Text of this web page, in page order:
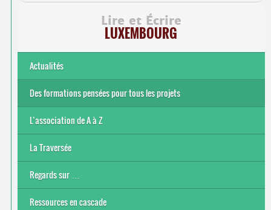
Lire et Écrire
LUXEMBOURG
Actualités
Des formations pensées pour tous les projets
L’association de A à Z
Le bénévolat
Nos actions
Nos objectifs et finalité
Notre contexte socio-économique
Notre structure
La Traversée
Regards sur …
Ressources en cascade